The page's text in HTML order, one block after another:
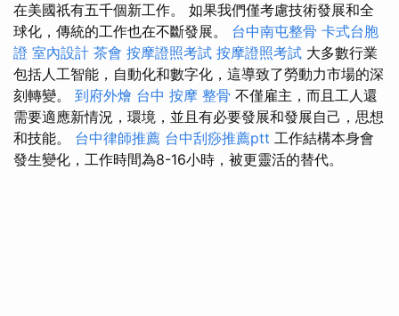
在美國祇有五千個新工作。 如果我們僅考慮技術發展和全
球化，傳統的工作也在不斷發展。 台中南屯整骨 卡式台胞
證 室內設計 茶會 按摩證照考試 按摩證照考試 大多數行業
包括人工智能，自動化和數字化，這導致了勞動力市場的深
刻轉變。 到府外燴 台中 按摩 整骨 不僅雇主，而且工人還
需要適​​應新情況，環境，並且有必要發展和發展自己，思想
和技能。 台中律師推薦 台中刮痧推薦ptt 工作結構本身會
發生變化，工作時間為8-16小時，被更靈活的替代。